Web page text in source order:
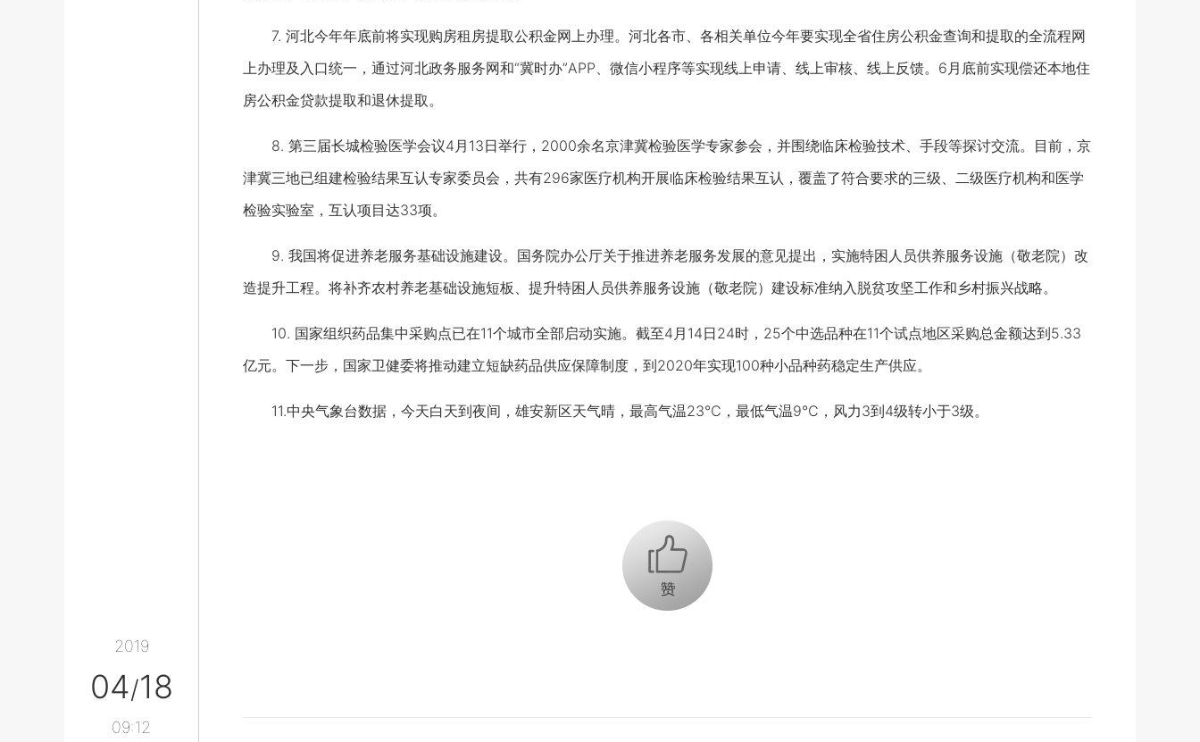
2019
04/18
09:12
7. 河北今年年底前将实现购房租房提取公积金网上办理。河北各市、各相关单位今年要实现全省住房公积金查询和提取的全流程网
上办理及入口统一，通过河北政务服务网和“冀时办”APP、微信小程序等实现线上申请、线上审核、线上反馈。6月底前实现偿还本地住
房公积金贷款提取和退休提取。
8. 第三届长城检验医学会议4月13日举行，2000余名京津冀检验医学专家参会，并围绕临床检验技术、手段等探讨交流。目前，京
津冀三地已组建检验结果互认专家委员会，共有296家医疗机构开展临床检验结果互认，覆盖了符合要求的三级、二级医疗机构和医学
检验实验室，互认项目达33项。
9. 我国将促进养老服务基础设施建设。国务院办公厅关于推进养老服务发展的意见提出，实施特困人员供养服务设施（敬老院）改
造提升工程。将补齐农村养老基础设施短板、提升特困人员供养服务设施（敬老院）建设标准纳入脱贫攻坚工作和乡村振兴战略。
10. 国家组织药品集中采购点已在11个城市全部启动实施。截至4月14日24时，25个中选品种在11个试点地区采购总金额达到5.33
亿元。下一步，国家卫健委将推动建立短缺药品供应保障制度，到2020年实现100种小品种药稳定生产供应。
11.中央气象台数据，今天白天到夜间，雄安新区天气晴，最高气温23℃，最低气温9℃，风力3到4级转小于3级。
+1